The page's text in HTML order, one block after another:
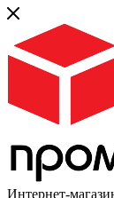
Интернет-